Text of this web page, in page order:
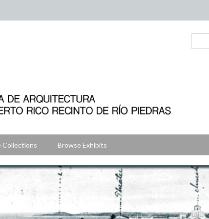
Collections Browse Exhibits